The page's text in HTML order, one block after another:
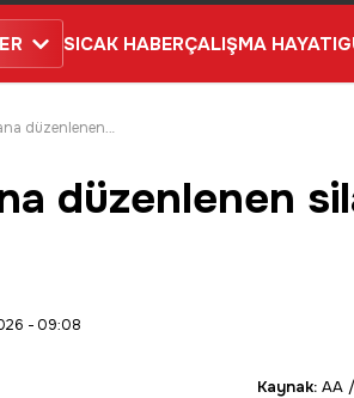
SICAK HABERÇALIŞMA HAYATI
Denizli'de restorana düzenlenen silahlı saldırıda 5 kişi yaralandı
düzenlenen
- 09:08
Kaynak: AA